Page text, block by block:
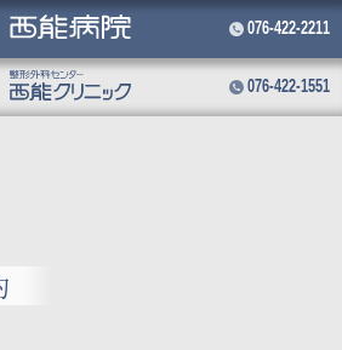
076-422-2211
076-422-1551